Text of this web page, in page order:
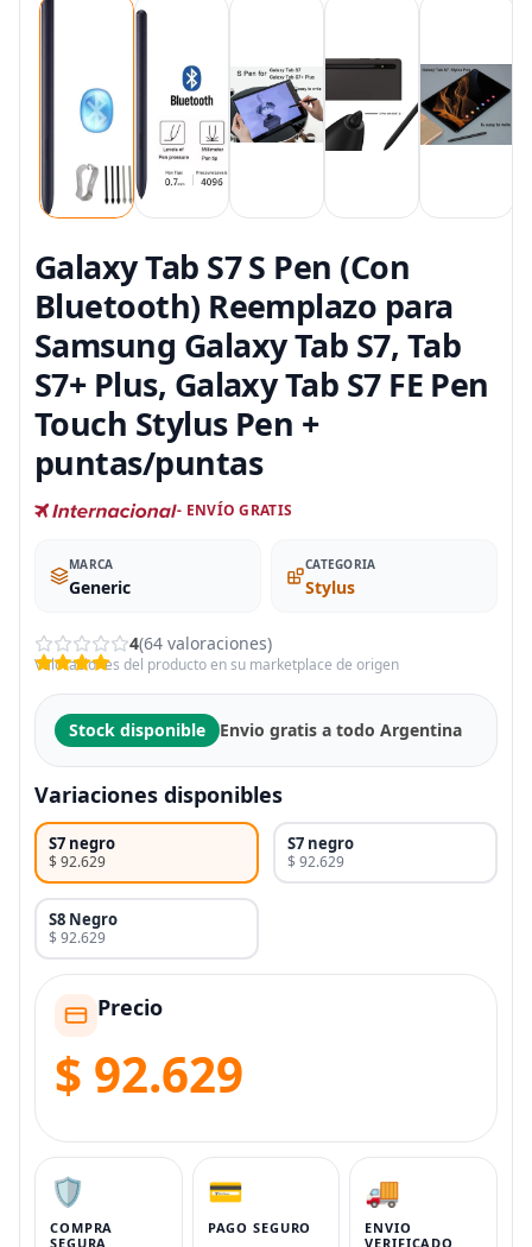
Galaxy Tab S7 S Pen (Con
Bluetooth) Reemplazo para
Samsung Galaxy Tab S7, Tab
S7+ Plus, Galaxy Tab S7 FE Pen
Touch Stylus Pen +
puntas/puntas
- ENVÍO GRATIS
MARCA
Generic
CATEGORIA
Stylus
4(64 valoraciones)
Valoraciones del producto en su marketplace de origen
Stock disponible Envio gratis a todo Argentina
Variaciones disponibles
S7 negro
$ 92.629
S7 negro
$ 92.629
S8 Negro
$ 92.629
Precio
$ 92.629
🛡️
COMPRA
SEGURA
💳
PAGO SEGURO
🚚
ENVIO
VERIFICADO